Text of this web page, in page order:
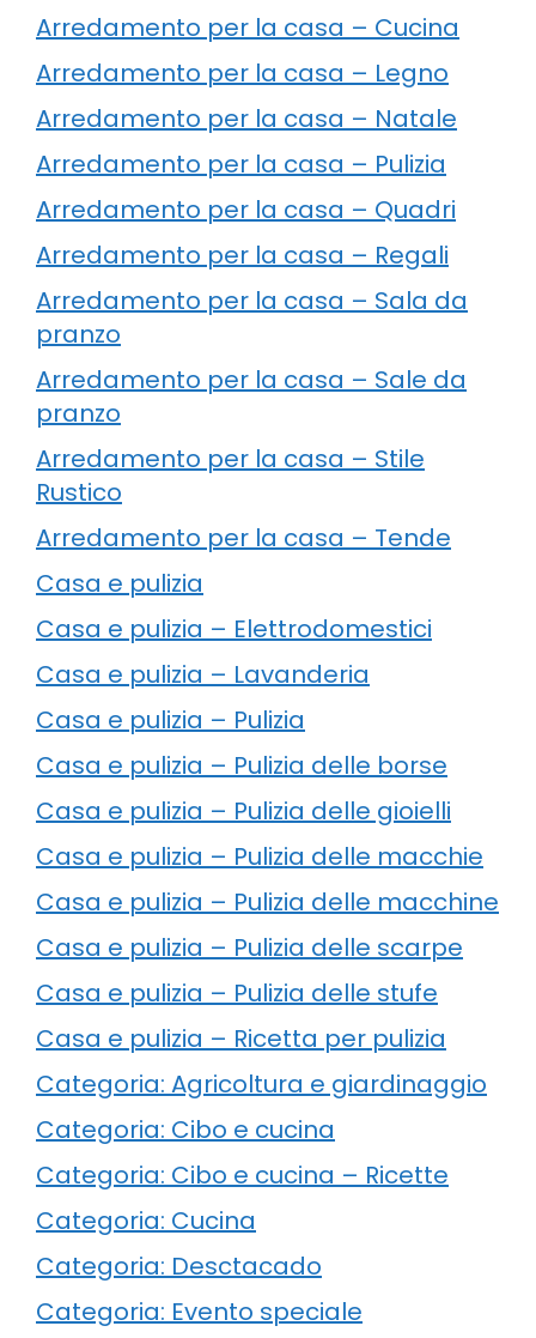
Arredamento per la casa – Cucina
Arredamento per la casa – Legno
Arredamento per la casa – Natale
Arredamento per la casa – Pulizia
Arredamento per la casa – Quadri
Arredamento per la casa – Regali
Arredamento per la casa – Sala da
pranzo
Arredamento per la casa – Sale da
pranzo
Arredamento per la casa – Stile
Rustico
Arredamento per la casa – Tende
Casa e pulizia
Casa e pulizia – Elettrodomestici
Casa e pulizia – Lavanderia
Casa e pulizia – Pulizia
Casa e pulizia – Pulizia delle borse
Casa e pulizia – Pulizia delle gioielli
Casa e pulizia – Pulizia delle macchie
Casa e pulizia – Pulizia delle macchine
Casa e pulizia – Pulizia delle scarpe
Casa e pulizia – Pulizia delle stufe
Casa e pulizia – Ricetta per pulizia
Categoria: Agricoltura e giardinaggio
Categoria: Cibo e cucina
Categoria: Cibo e cucina – Ricette
Categoria: Cucina
Categoria: Desctacado
Categoria: Evento speciale